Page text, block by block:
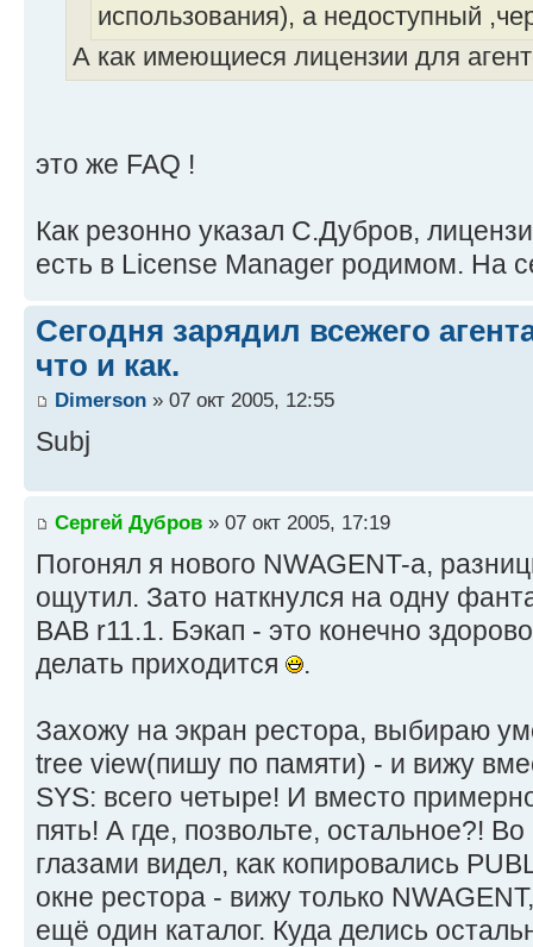
использования), а недоступный
А как имеющиеся лицензии для
это же FAQ !
Как резонно указал С.Дубров,
есть в License Manager родимом. На
Сегодня зарядил всежего
что и как.
Dimerson » 07 окт 2005, 12:55
Subj
Сергей Дубров » 07 окт 2005, 17:19
Погонял я нового NWAGENT-а,
ощутил. Зато наткнулся на одну
BAB r11.1. Бэкап - это конечно
делать приходится
.
Захожу на экран рестора, выбираю
tree view(пишу по памяти) - и вижу
SYS: всего четыре! И вместо
пять! А где, позвольте, остальное?!
глазами видел, как копировались
окне рестора - вижу только
ещё один каталог. Куда делись